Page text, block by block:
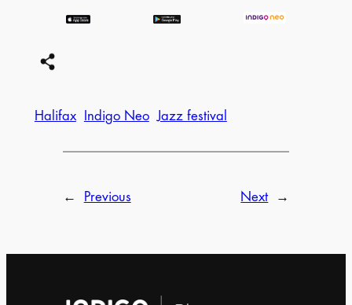
Halifax Indigo Neo Jazz festival
← Previous Next →